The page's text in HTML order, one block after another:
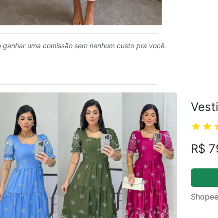
ganhar uma comissão sem nenhum custo pra você.
R$